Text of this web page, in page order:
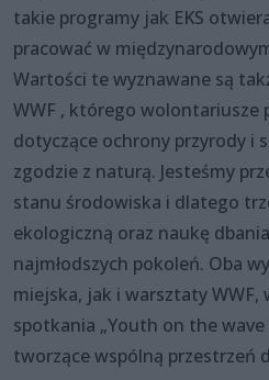
takie programy jak EKS
pracować w
Wartości te wyznawane są
WWF , którego wolontariusze
dotyczące ochrony przyrody i
zgodzie z naturą. Jesteśmy
stanu środowiska i dlatego
ekologiczną oraz naukę
najmłodszych pokoleń. Oba
miejska, jak i warsztaty WWF,
spotkania „Youth on the wave
tworzące wspólną przestrzeń